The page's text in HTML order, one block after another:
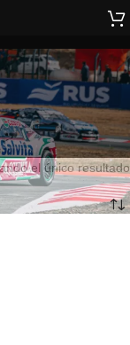
el único resultado